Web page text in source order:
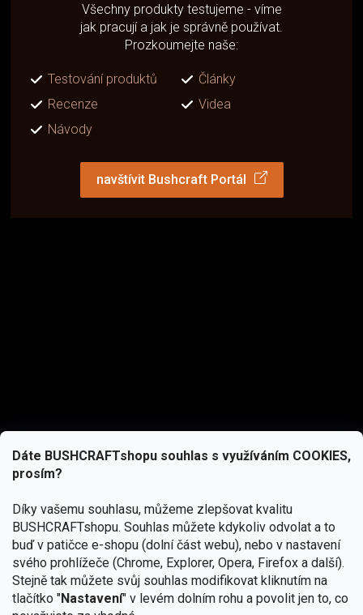
Dáte BUSHCRAFTshopu souhlas s využíváním COOKIES,
prosím?
Díky vašemu souhlasu, můžeme zlepšovat kvalitu
BUSHCRAFTshopu. Souhlas můžete kdykoliv odvolat a to
buď v patičce e-shopu (dolní část webu), nebo v nastavení
svého prohlížeče (Chrome, Explorer, Opera, Firefox a další).
Stejně tak můžete svůj souhlas modifikovat kliknutím na
tlačítko "Nastavení" v levém dolním rohu a povolit jen to, co
Všechny produkty testujeme - víme
jak pracují a jak je správně používat.
Prozkoumejte naše:
Testování produktů
Články
Recenze
Videa
Návody
navštívit Bushcraft Portál